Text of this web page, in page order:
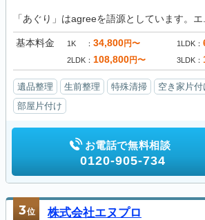
「あぐり」はagreeを語源としています。エ...
基本料金 1K 34,800円〜 1LDK
2LDK 108,800円〜 3LDK
遺品整理 生前整理 特殊清掃 空き家片付
部屋片付け
お電話で無料相談
0120-905-734
3位 株式会社エヌプロ